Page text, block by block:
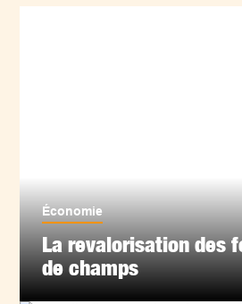
Économie
La revalorisation des
de champs